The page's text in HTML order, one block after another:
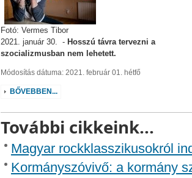
Fotó: Vermes Tibor
2021. január 30. - Hosszú távra tervezni a
szocializmusban nem lehetett.
Módosítás dátuma: 2021. február 01. hétfő
BŐVEBBEN...
További cikkeink...
Magyar rockklasszikusokról
Kormányszóvivő: a kormány